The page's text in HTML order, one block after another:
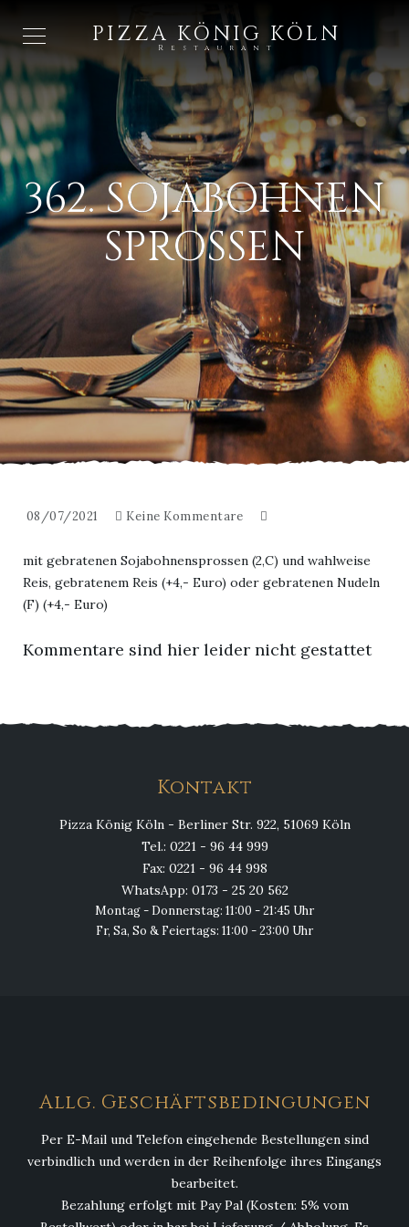
PIZZA KÖNIG KÖLN
Restaurant
362. SOJABOHNEN
SPROSSEN
08/07/2021 Keine Kommentare
mit gebratenen Sojabohnensprossen (2,C) und wahlweise
Reis, gebratenem Reis (+4,- Euro) oder gebratenen Nudeln
(F) (+4,- Euro)
Kommentare sind hier leider nicht gestattet
Kontakt
Pizza König Köln - Berliner Str. 922, 51069 Köln
Tel.: 0221 - 96 44 999
Fax: 0221 - 96 44 998
WhatsApp: 0173 - 25 20 562
Montag - Donnerstag: 11:00 - 21:45 Uhr
Fr, Sa, So & Feiertags: 11:00 - 23:00 Uhr
Allg. Geschäftsbedingungen
Per E-Mail und Telefon eingehende Bestellungen sind
verbindlich und werden in der Reihenfolge ihres Eingangs
bearbeitet.
Bezahlung erfolgt mit Pay Pal (Kosten: 5% vom